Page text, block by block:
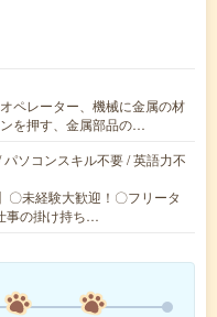
ペレーター、機械に金属の材
を押す、金属部品の…
ソコンスキル不要 / 英語力不
〇未経験大歓迎！〇フリータ
事の掛け持ち…